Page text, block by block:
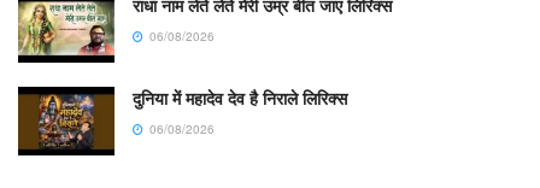
राधा नाम लेते लेते मेरी उम्र बीत जाए लिरिक्स
06/08/2026
दुनिया में महादेव देव है निराले लिरिक्स
06/08/2026